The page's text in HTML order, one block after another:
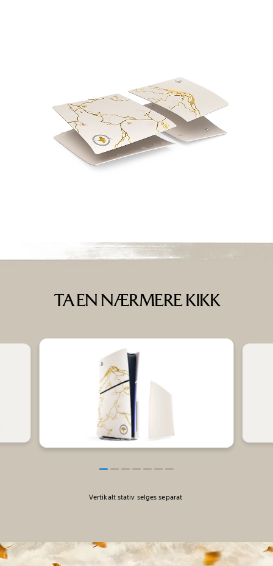
TA EN NÆRMERE KIKK
Vertikalt stativ selges separat